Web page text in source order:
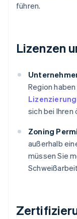
führen.
Lizenzen
Region
sich bei
Zoning
außerhalb
müssen Sie